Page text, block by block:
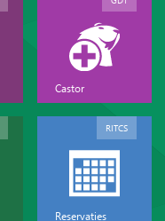
Castor
Reservaties
RITCS